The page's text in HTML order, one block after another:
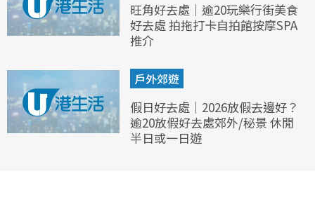
旺角好去處｜逾20玩樂行街美食
好去處 拍拖打卡自拍館按摩SPA
推介
戶外郊遊
假日好去處｜2026放假去邊好？
逾20放假好去處郊外/秘景 休閒
半日或一日遊